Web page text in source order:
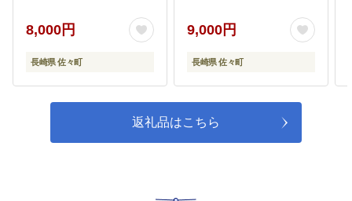
ト
8,000円
長崎県 佐々町
9,000円
長崎県 佐々町
返礼品はこちら